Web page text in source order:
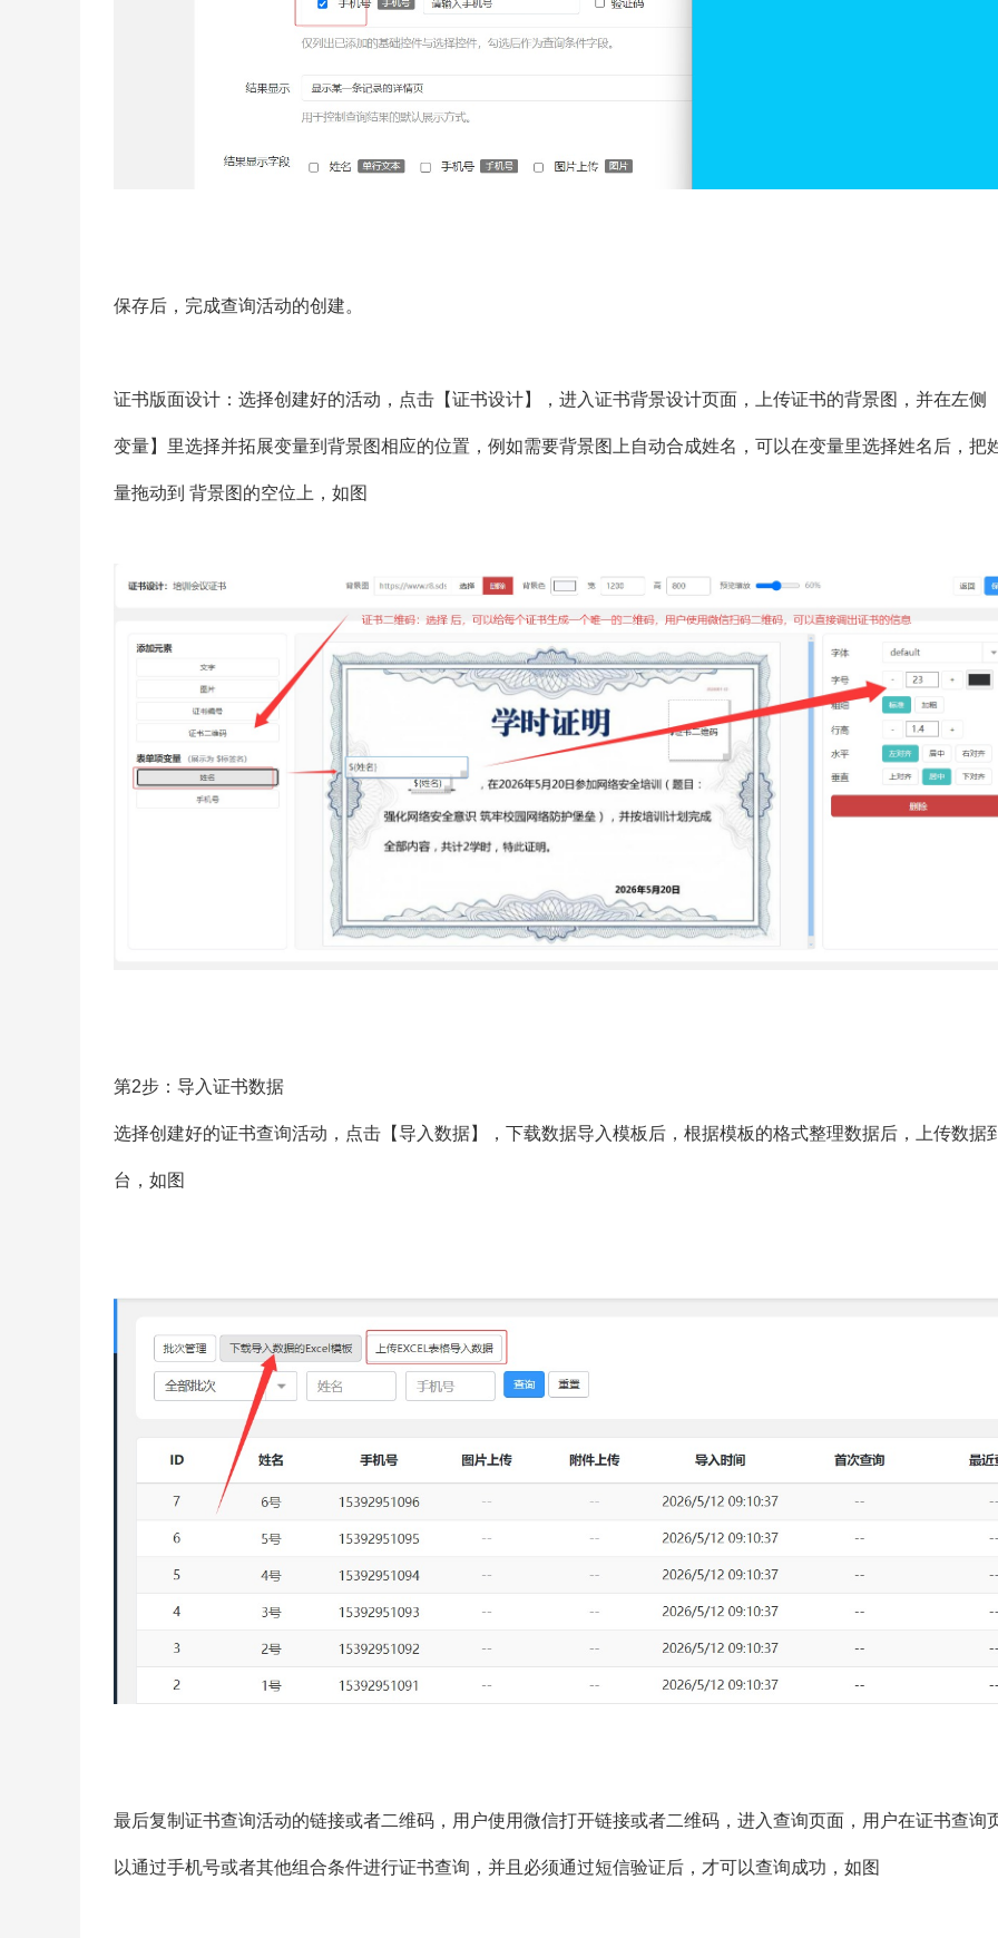
保存后，完成查询活动的创建。
证书版面设计：选择创建好的活动，点击【证书设计】，进入证书背景设计页面，上传证书的背景图，并在左侧
变量】里选择并拓展变量到背景图相应的位置，例如需要背景图上自动合成姓名，可以在变量里选择姓名后，把
量拖动到 背景图的空位上，如图
第2步：导入证书数据
选择创建好的证书查询活动，点击【导入数据】，下载数据导入模板后，根据模板的格式整理数据后，上传数据
台，如图
最后复制证书查询活动的链接或者二维码，用户使用微信打开链接或者二维码，进入查询页面，用户在证书查询
以通过手机号或者其他组合条件进行证书查询，并且必须通过短信验证后，才可以查询成功，如图